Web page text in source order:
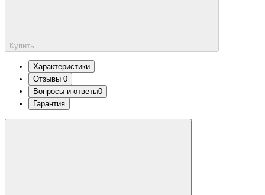
Купить
Характеристики
Отзывы 0
Вопросы и ответы0
Гарантия